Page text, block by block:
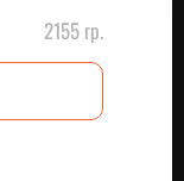
2155 гр.